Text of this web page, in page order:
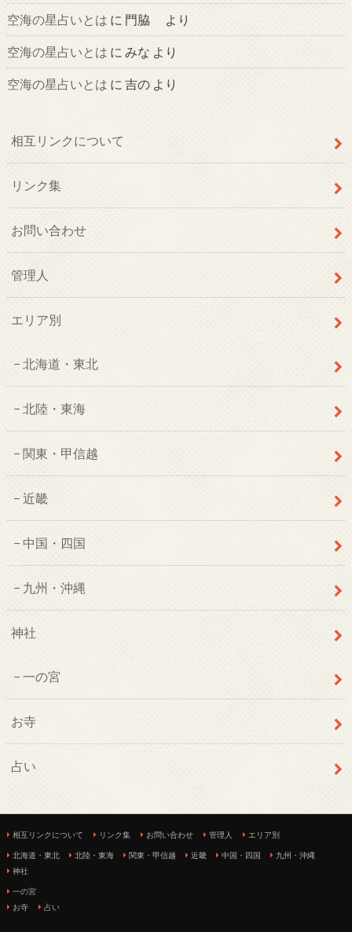
空海の星占いとは に 門脇 より
空海の星占いとは に みな より
空海の星占いとは に 吉のより
相互リンクについて
リンク集
お問い合わせ
管理人
エリア別
北海道・東北
北陸・東海
関東・甲信越
近畿
中国・四国
九州・沖縄
神社
一の宮
お寺
占い
相互リンクについて リンク集 お問い合わせ 管理人 エリア別
北海道・東北 北陸・東海 関東・甲信越 近畿 中国・四国
九州・沖縄
神社
一の宮
お寺
占い